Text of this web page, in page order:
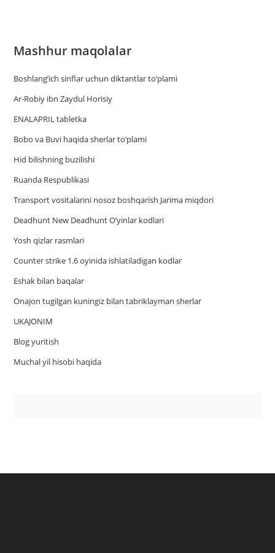
Mashhur maqolalar
Boshlang’ich sinflar uchun diktantlar to’plami
Ar-Robiy ibn Zaydul Horisiy
ENALAPRIL tabletka
Bobo va Buvi haqida sherlar to‘plami
Hid bilishning buzilishi
Ruanda Respublikasi
Trаnsport vositаlаrini nosoz boshqаrish Jаrimа miqdori
Deadhunt New Deadhunt O’yinlar kodlari
Yosh qizlar rasmlari
Counter strike 1.6 oyinida ishlatiladigan kodlar
Eshak bilan baqalar
Onajon tugilgan kuningiz bilan tabriklayman sherlar
UKAJONIM
Blog yuritish
Muchal yil hisobi haqida